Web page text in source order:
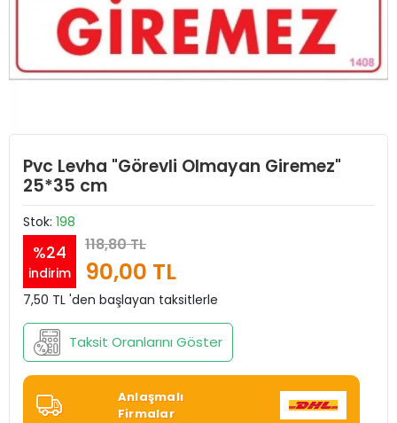
Pvc Levha "Görevli Olmayan Giremez"
25*35 cm
Stok: 198
%24
indirim
118,80 TL
90,00 TL
7,50 TL 'den başlayan taksitlerle
Taksit Oranlarını Göster
Anlaşmalı
Firmalar